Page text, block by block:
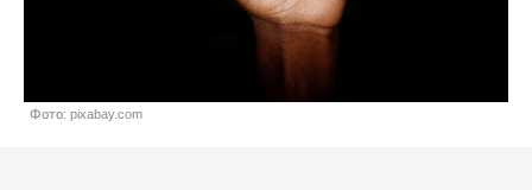
Фото: pixabay.com